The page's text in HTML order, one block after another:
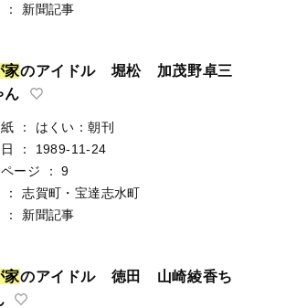
： 新聞記事
家のアイドル 堀松 加茂野卓三
ん
：
はくい：朝刊
：
1989-11-24
ージ
：
9
：
志賀町・宝達志水町
： 新聞記事
家のアイドル 徳田 山崎綾香ち